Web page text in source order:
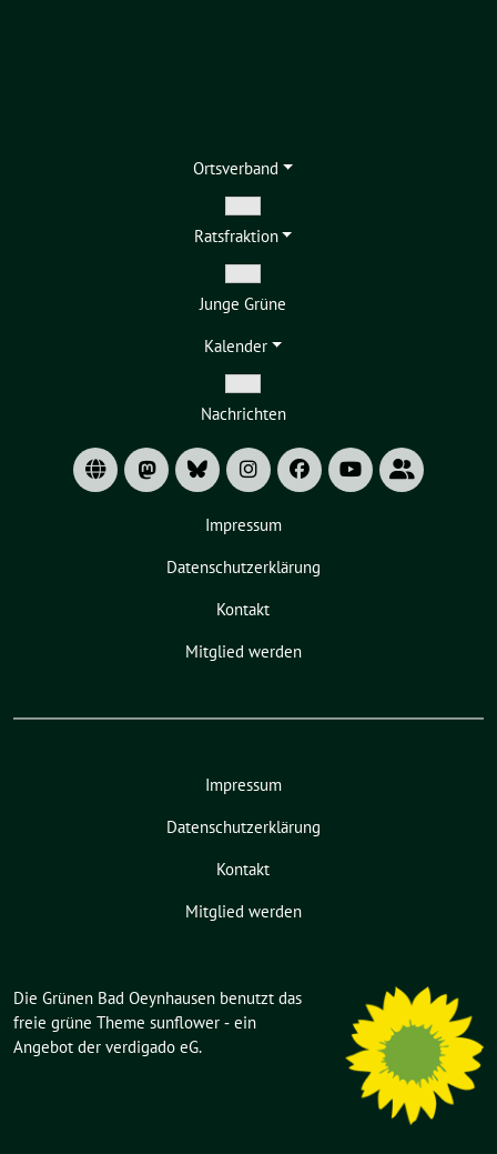
Ortsverband
Zeige
Untermenü
Ratsfraktion
Zeige
Untermenü
Junge Grüne
Kalender
Zeige
Untermenü
Nachrichten
Impressum
Datenschutzerklärung
Kontakt
Mitglied werden
Impressum
Datenschutzerklärung
Kontakt
Mitglied werden
Die Grünen Bad Oeynhausen benutzt das
freie grüne Theme sunflower ‐ ein
Angebot der verdigado eG.